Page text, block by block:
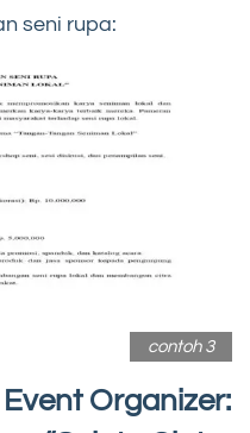
seni rupa:
contoh 3
Organizer: